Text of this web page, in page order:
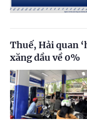
Thuế, Hải quan
xăng dầu về 0%